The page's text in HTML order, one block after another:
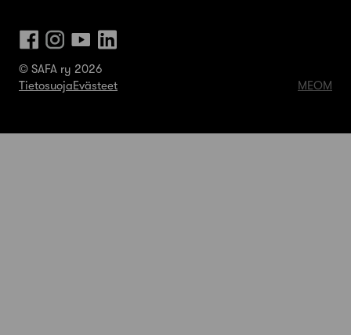
© SAFA ry 2026
TietosuojaEvästeet MEOM